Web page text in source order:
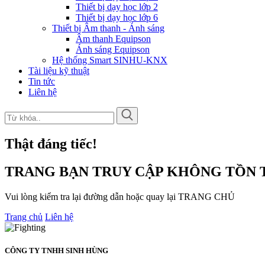
Thiết bị dạy học lớp 2
Thiết bị dạy học lớp 6
Thiết bị Âm thanh - Ánh sáng
Âm thanh Equipson
Ánh sáng Equipson
Hệ thống Smart SINHU-KNX
Tài liệu kỹ thuật
Tin tức
Liên hệ
Thật đáng tiếc!
TRANG BẠN TRUY CẬP KHÔNG TỒN
Vui lòng kiểm tra lại đường dẫn hoặc quay lại TRANG CHỦ
Trang chủ Liên hệ
CÔNG TY TNHH SINH HÙNG